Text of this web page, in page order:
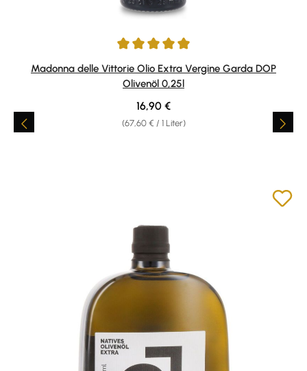
Durchschnittliche Bewertung von 5 von 5 Sternen
Madonna delle Vittorie Olio Extra Vergine Garda DOP
Olivenöl 0,25l
(67,60 € / 1 Liter)
Regulärer Preis:
16,90 €